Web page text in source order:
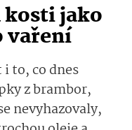
kosti jako
vaření
to, co dnes
z brambor,
nevyhazovaly,